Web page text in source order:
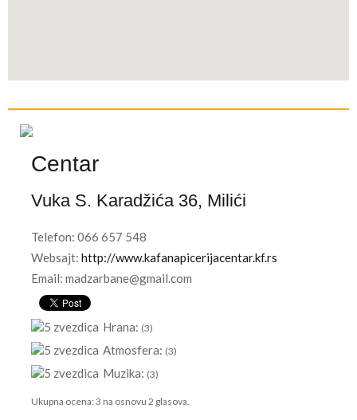
Centar
Vuka S. Karadžića 36, Milići
Telefon:066 657 548
Websajt:http://www.kafanapicerijacentar.kf.rs
Email: madzarbane@gmail.com
Hrana: (3)
Atmosfera: (3)
Muzika: (3)
Ukupna ocena:3 na osnovu2 glasova.